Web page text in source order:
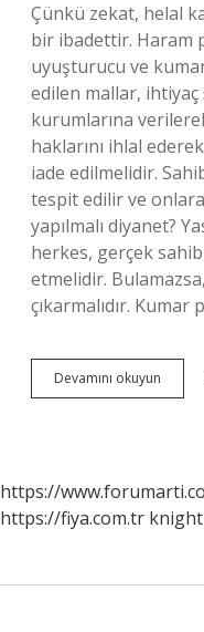
Çünkü zekat, helal
bir ibadettir. Haram
uyuşturucu ve
edilen mallar,
kurumlarına
haklarını ihlal
iade edilmelidir.
tespit edilir ve
yapılmalı diyanet?
herkes, gerçek
etmelidir.
çıkarmalıdır. Kumar
Devamını okuyun
Haram
https://
https://fiya.com.tr